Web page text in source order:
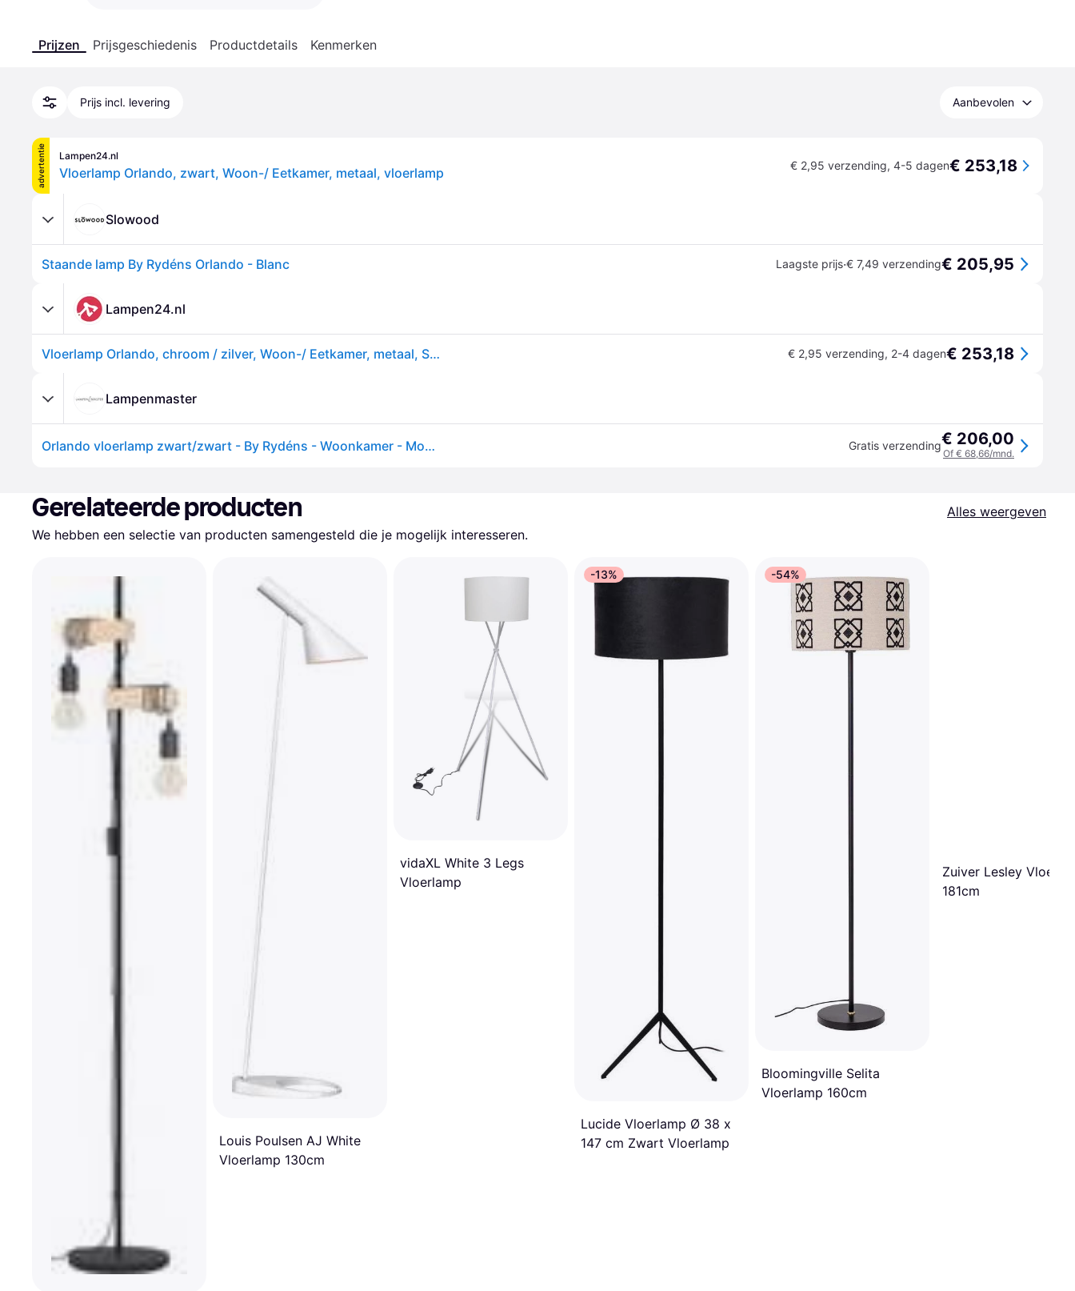
Prijzen Prijsgeschiedenis Productdetails Kenmerken
Prijs incl. levering Aanbevolen
advertentie Lampen24.nl
Vloerlamp Orlando, zwart, Woon-/ Eetkamer, metaal, vloerlamp € 2,95 verzending, 4-5 dagen€ 253,18
Slowood
Staande lamp By Rydéns Orlando - Blanc Laagste prijs·€ 7,49 verzending€ 205,95
Lampen24.nl
Vloerlamp Orlando, chroom / zilver, Woon-/ Eetkamer, metaal, Scandinavisch, vloerlamp € 2,95 verzending, 2-4 dagen€ 253,18
Lampenmaster
Orlando vloerlamp zwart/zwart - By Rydéns - Woonkamer - Modern - Metaal - Met lampenkap Gratis verzending€ 206,00
Of € 68,66/mnd.
Gerelateerde producten
Alles weergeven
We hebben een selectie van producten samengesteld die je mogelijk interesseren.
Louis Poulsen AJ White
Vloerlamp 130cm
vidaXL White 3 Legs
Vloerlamp
-13%
Lucide Vloerlamp Ø 38 x
147 cm Zwart Vloerlamp
-54%
Bloomingville Selita
Vloerlamp 160cm
Zuiver Lesley
181cm